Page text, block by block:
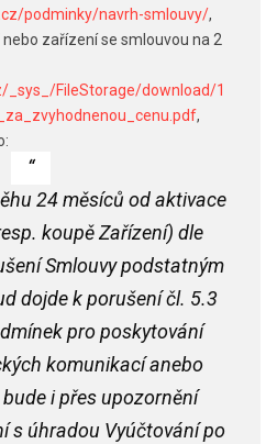
podminky/navrh-smlouvy/,
zařízení se smlouvou na 2
_sys_/FileStorage/download/1
,
24 měsíců od aktivace
koupě Zařízení) dle
Smlouvy podstatným
dojde k porušení čl. 5.3
pro poskytování
komunikací anebo
i přes upozornění
s úhradou Vyúčtování po